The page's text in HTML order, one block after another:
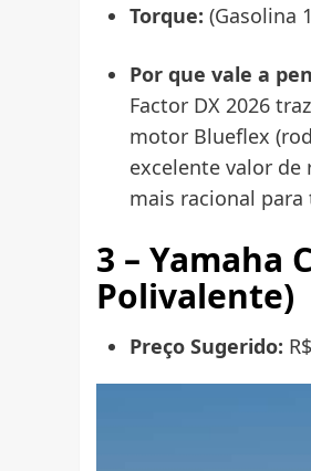
Torque: (Gasolina
Por que vale a
Factor DX 2026
motor Blueflex
excelente valor de
mais racional
3 – Yamaha
Polivalente)
Preço Sugerido: